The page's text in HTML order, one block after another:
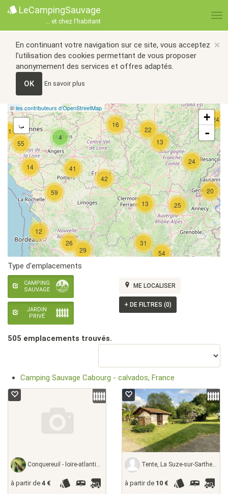
LeCampingSauvage
... et chez l'habitant
×
En continuant votre navigation sur ce site, vous acceptez
l'utilisation des cookies permettant de vous proposer
anonymement des services et offres adaptés.
OK
En savoir plus
4
13
24
22
42
55
54
59
26
13
31
16
14
25
20
24
29
21
41
12
©les contributeurs d’OpenStreetMap
+
-
Type d'emplacements
CAMPING
SAUVAGE
JARDIN
PRIVÉ
ME LOCALISER
+ DE FILTRES (0)
505 emplacements trouvés.
Camping Sauvage Cabourg - calvados, France
Conquereuil - loire-atlantique, France
à partir de 4 €
Tente, La Suze-sur-Sarthe - sarthe, France
à partir de 10 €